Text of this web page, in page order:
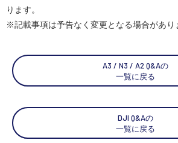
ります。
※記載事項は予告なく変更となる場合があり
A3 / N3 / A2 Q&Aの
一覧に戻る
DJI Q&Aの
一覧に戻る